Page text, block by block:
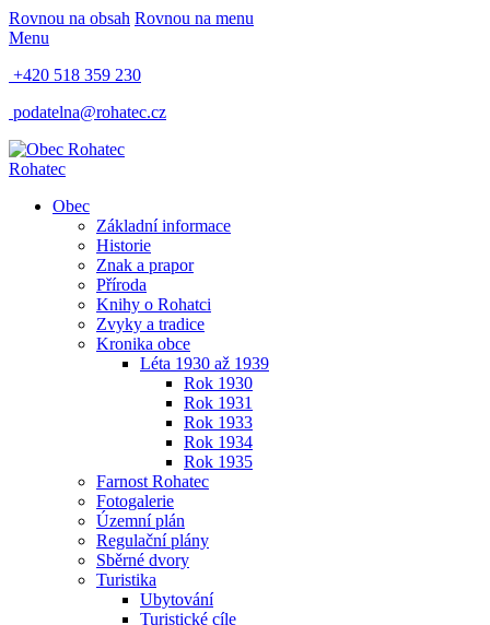
Rovnou na obsah Rovnou na menu
Menu
+420 518 359 230
podatelna@rohatec.cz
Rohatec
Obec
Základní informace
Historie
Znak a prapor
Příroda
Knihy o Rohatci
Zvyky a tradice
Kronika obce
Léta 1930 až 1939
Rok 1930
Rok 1931
Rok 1933
Rok 1934
Rok 1935
Farnost Rohatec
Fotogalerie
Územní plán
Regulační plány
Sběrné dvory
Turistika
Ubytování
Turistické cíle